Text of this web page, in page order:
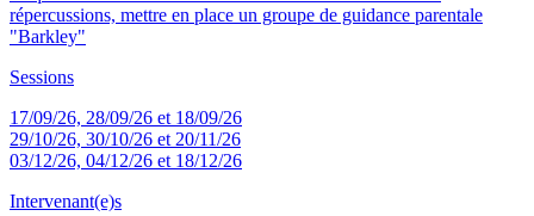
répercussions, mettre en place un groupe de guidance parentale
"Barkley"
Sessions
17/09/26, 28/09/26 et 18/09/26
29/10/26, 30/10/26 et 20/11/26
03/12/26, 04/12/26 et 18/12/26
Intervenant(e)s